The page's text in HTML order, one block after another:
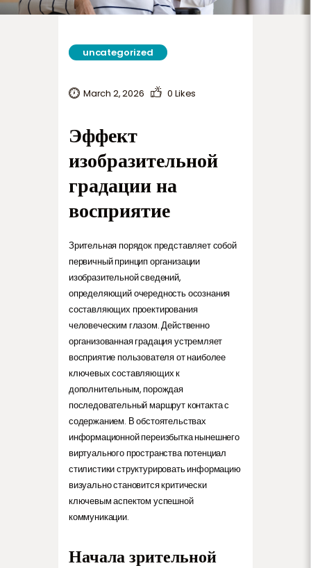
uncategorized
March 2, 2026 0 Likes
Эффект
изобразительной
градации на
восприятие
Зрительная порядок представляет собой
первичный принцип организации
изобразительной сведений,
определяющий очередность осознания
составляющих проектирования
человеческим глазом. Действенно
организованная градация устремляет
восприятие пользователя от наиболее
ключевых составляющих к
дополнительным, порождая
последовательный маршрут контакта с
содержанием. В обстоятельствах
информационной переизбытка нынешнего
виртуального пространства потенциал
стилистики структурировать информацию
визуально становится критически
ключевым аспектом успешной
коммуникации.
Начала зрительной